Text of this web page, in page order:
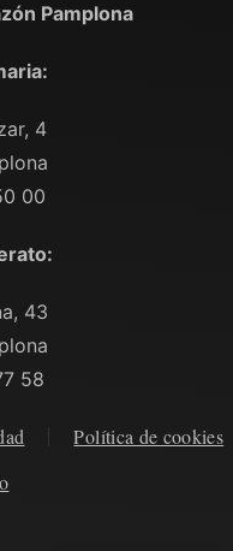
Pamplona
4
00
43
58
Política de cookies